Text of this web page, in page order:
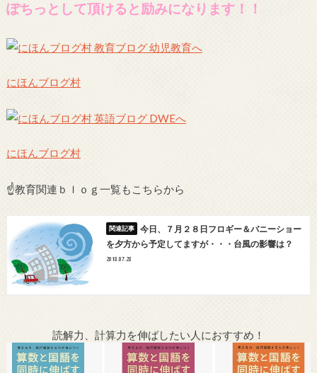
ぽちっとして頂けると励みになります！！
にほんブログ村
にほんブログ村
☝教育関連ｂｌｏｇ一覧もこちらから
今日、７月２８日フロギー＆バニーショー
を夕方から予定してますが・・・台風の影響は？
2018.07.28
読解力、計算力を伸ばしたい人におすすめ！